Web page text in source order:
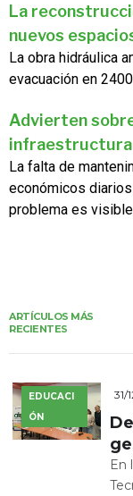
La
nuevos
La obra hidráulica
evacuación en
Advierten
infraestructura
La falta de
económicos
problema es
ARTÍCULOS MÁS
RECIENTES
EDUCACI
ÓN
31/
En